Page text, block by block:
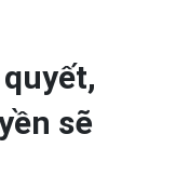
sẽ